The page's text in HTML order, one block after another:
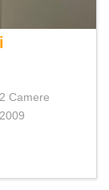
2 Camere